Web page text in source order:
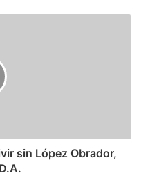
sin López Obrador,